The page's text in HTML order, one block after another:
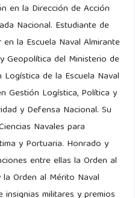
en la Dirección de Acción
Nacional. Estudiante de
la Escuela Naval Almirante
Geopolítica del Ministerio de
de la Escuela Naval
Gestión Logística, Política y
y Defensa Nacional. Su
Navales para
y Portuaria. Honrado y
entre ellas la Orden al
Orden al Mérito Naval
insignias militares y premios